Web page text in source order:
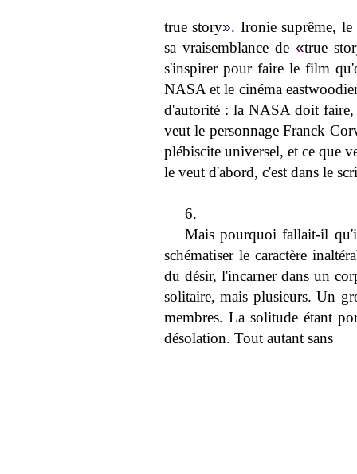
true story». Ironie suprême,
sa vraisemblance de «true
s'inspirer pour faire le film
NASA et le cinéma
d'autorité : la NASA doit faire,
veut le personnage Franck
plébiscite universel, et ce que
le veut d'abord, c'est dans le
6.
Mais pourquoi fallait-il
schématiser le caractère
du désir, l'incarner dans un
solitaire, mais plusieurs. Un
membres. La solitude étant
désolation. Tout autant sans